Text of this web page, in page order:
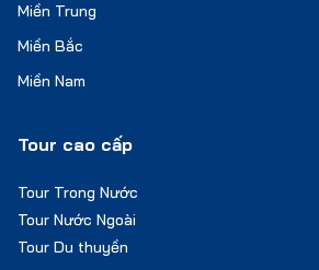
Miền Trung
Miền Bắc
Miền Nam
Tour cao cấp
Tour Trong Nước
Tour Nước Ngoài
Tour Du thuyền